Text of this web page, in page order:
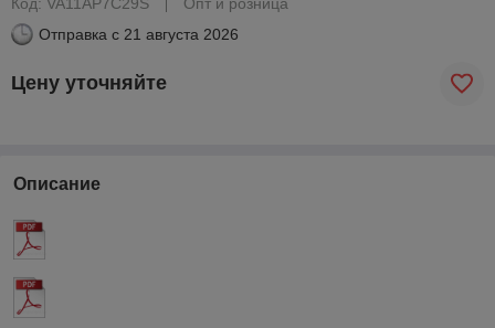
Отправка с 21 августа 2026
Цену уточняйте
Описание